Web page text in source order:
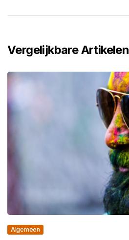
Vergelijkbare Artikelen
Algemeen